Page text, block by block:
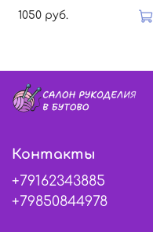
1050 руб.
Контакты
+79162343885
+79850844978